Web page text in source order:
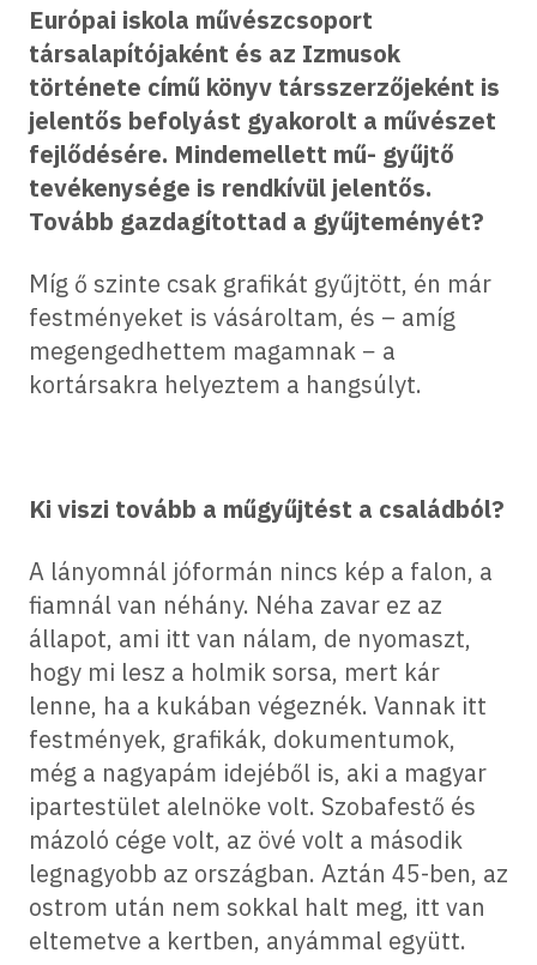
Európai iskola művészcsoport
társalapítójaként és az Izmusok
története című könyv társszerzőjeként is
jelentős befolyást gyakorolt a művészet
fejlődésére. Mindemellett mű- gyűjtő
tevékenysége is rendkívül jelentős.
Tovább gazdagítottad a gyűjteményét?
Míg ő szinte csak grafikát gyűjtött, én már
festményeket is vásároltam, és – amíg
megengedhettem magamnak − a
kortársakra helyeztem a hangsúlyt.
Ki viszi tovább a műgyűjtést a családból?
A lányomnál jóformán nincs kép a falon, a
fiamnál van néhány. Néha zavar ez az
állapot, ami itt van nálam, de nyomaszt,
hogy mi lesz a holmik sorsa, mert kár
lenne, ha a kukában végeznék. Vannak itt
festmények, grafikák, dokumentumok,
még a nagyapám idejéből is, aki a magyar
ipartestület alelnöke volt. Szobafestő és
mázoló cége volt, az övé volt a második
legnagyobb az országban. Aztán 45-ben, az
ostrom után nem sokkal halt meg, itt van
eltemetve a kertben, anyámmal együtt.